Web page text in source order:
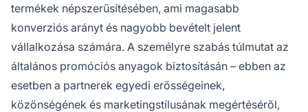
termékek népszerűsítésében, ami magasabb
konverziós arányt és nagyobb bevételt jelent
vállalkozása számára. A személyre szabás túlmutat az
általános promóciós anyagok biztosításán – ebben az
esetben a partnerek egyedi erősségeinek,
közönségének és marketingstílusának megértéséről,